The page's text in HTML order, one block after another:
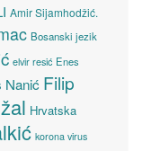
Amir Sijamhodžić.
Bosanski jezik
elvir resić Enes
Nanić Filip
Hrvatska
korona virus